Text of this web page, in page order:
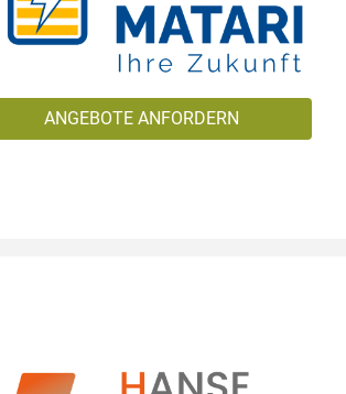
ANGEBOTE ANFORDERN